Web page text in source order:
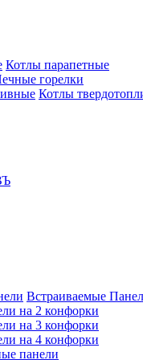
Котлы парапетные
горелки
Котлы
Встраиваемые
на 2 конфорки
на 3 конфорки
на 4 конфорки
панели